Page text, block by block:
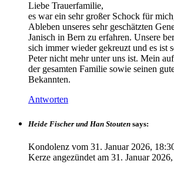
Liebe Trauerfamilie,
es war ein sehr großer Schock für
Ableben unseres sehr geschätzten
Janisch in Bern zu erfahren. Unsere
sich immer wieder gekreuzt und es ist
Peter nicht mehr unter uns ist. Mein
der gesamten Familie sowie seinen
Bekannten.
Antworten
Heide Fischer und Han Stouten says:
Kondolenz vom 31. Januar 2026,
Kerze angezündet am 31. Januar